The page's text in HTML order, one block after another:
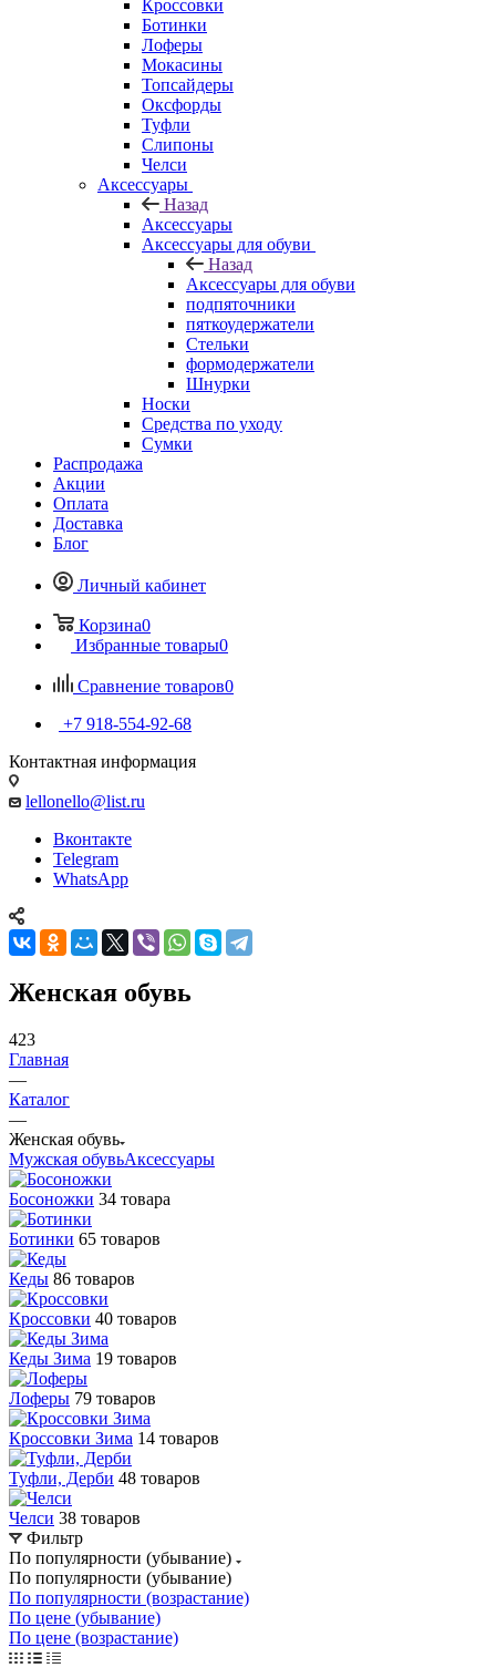
Кроссовки
Ботинки
Лоферы
Мокасины
Топсайдеры
Оксфорды
Туфли
Слипоны
Челси
Аксессуары
Назад
Аксессуары
Аксессуары для обуви
Назад
Аксессуары для обуви
подпяточники
пяткоудержатели
Стельки
формодержатели
Шнурки
Носки
Средства по уходу
Сумки
Распродажа
Акции
Оплата
Доставка
Блог
Личный кабинет
Корзина0
Избранные товары0
Сравнение товаров0
+7 918-554-92-68
Контактная информация
lellonello@list.ru
Вконтакте
Telegram
WhatsApp
Женская обувь
423
Главная
—
Каталог
—
Женская обувь
Мужская обувьАксессуары
Босоножки 34 товара
Ботинки 65 товаров
Кеды 86 товаров
Кроссовки 40 товаров
Кеды Зима 19 товаров
Лоферы 79 товаров
Кроссовки Зима 14 товаров
Туфли, Дерби 48 товаров
Челси 38 товаров
Фильтр
По популярности (убывание)
По популярности (убывание)
По популярности (возрастание)
По цене (убывание)
По цене (возрастание)